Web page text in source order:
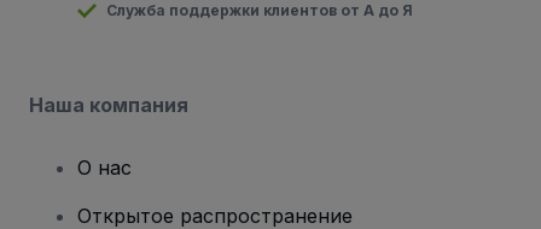
Служба поддержки клиентов от А до Я
Наша компания
О нас
Открытое распространение